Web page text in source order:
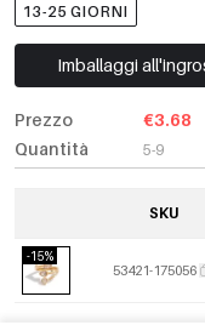
13-25 GIORNI
Imballaggi
Prezzo
Quantità
€3.68
5-9
SKU
-15%
53421-175056